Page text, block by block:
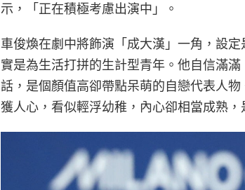
示，「正在積極考慮出演中」。
車俊煥在劇中將飾演「成大漢」一角，設
實是為生活打拼的生計型青年。他自信滿
話，是個顏值高卻帶點呆萌的自戀代表人
獲人心，看似輕浮幼稚，內心卻相當成熟，